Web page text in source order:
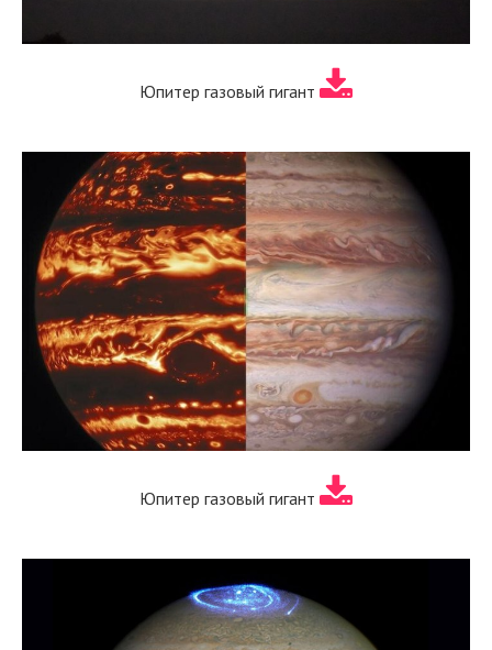
Юпитер газовый гигант
Юпитер газовый гигант